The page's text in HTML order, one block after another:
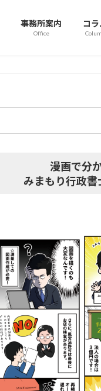
事務所案内
Office
コラ
漫画で分
みまもり行政書